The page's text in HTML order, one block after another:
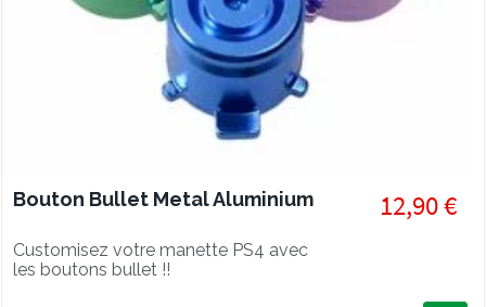
Bouton Bullet Metal Aluminium
Customisez votre manette PS4 avec
les boutons bullet !!
12,90 €